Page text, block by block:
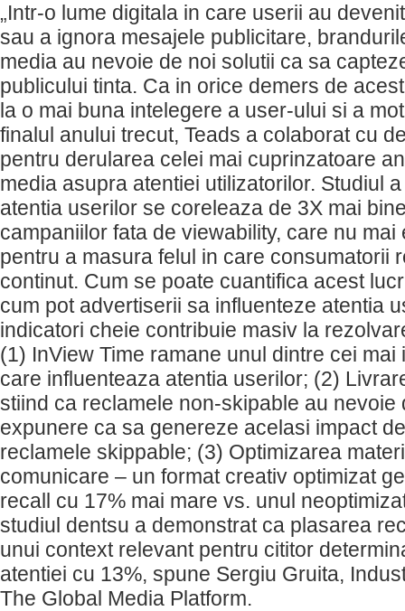
„Intr-o lume digitala in care userii au
sau a ignora mesajele publicitare,
media au nevoie de noi solutii ca sa
publicului tinta. Ca in orice demers de
la o mai buna intelegere a user-ului si a
finalul anului trecut, Teads a colaborat cu
pentru derularea celei mai cuprinzatoare
media asupra atentiei utilizatorilor. Studiul
atentia userilor se coreleaza de 3X mai
campaniilor fata de viewability, care nu mai
pentru a masura felul in care consumatorii
continut. Cum se poate cuantifica acest
cum pot advertiserii sa influenteze atentia
indicatori cheie contribuie masiv la
(1) InView Time ramane unul dintre cei mai
care influenteaza atentia userilor; (2)
stiind ca reclamele non-skipable au nevoie
expunere ca sa genereze acelasi impact
reclamele skippable; (3) Optimizarea
comunicare – un format creativ optimizat
recall cu 17% mai mare vs. unul
studiul dentsu a demonstrat ca plasarea
unui context relevant pentru cititor
atentiei cu 13%, spune Sergiu Gruita,
The Global Media Platform.